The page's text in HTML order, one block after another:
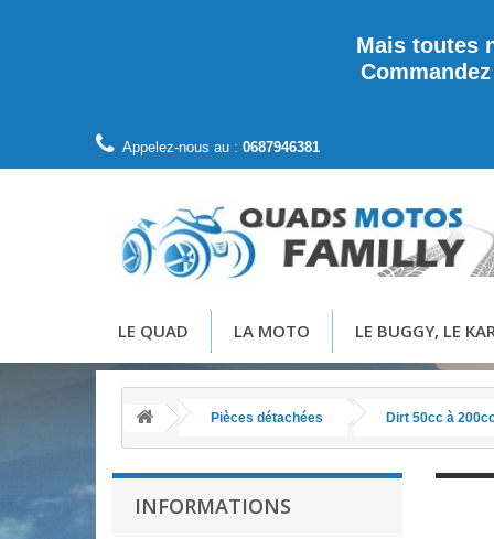
Mais toutes
Appelez-nous au : 0687946381
LE QUAD LA MOTO LE BUGGY, LE
Pièces détachées Dirt 50cc à
INFORMATIONS